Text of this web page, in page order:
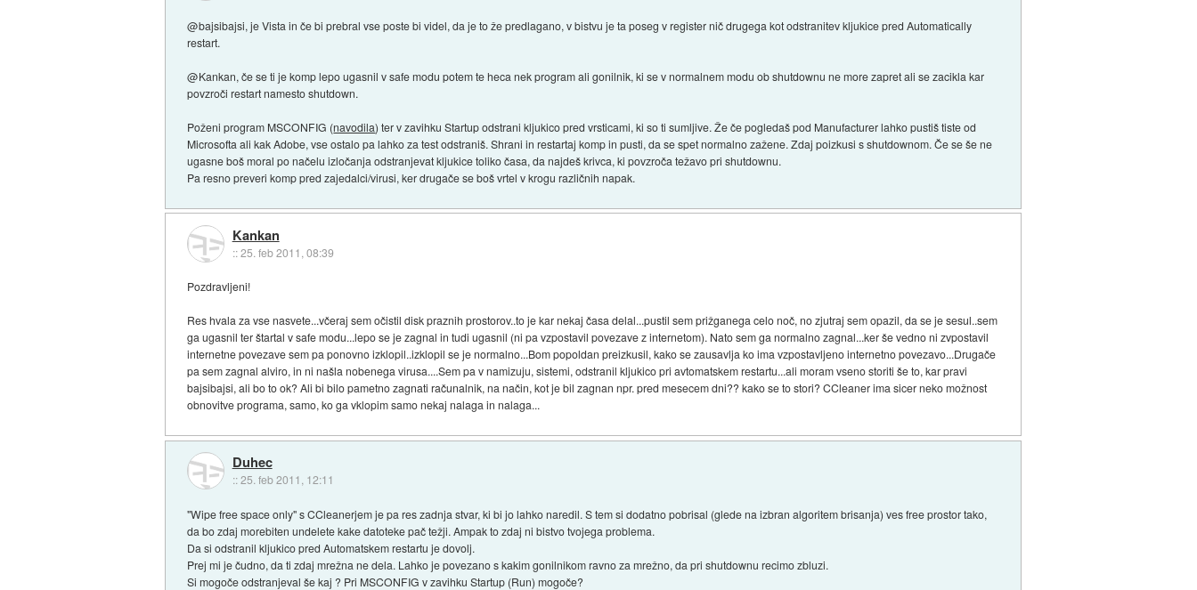
@bajsibajsi, je Vista in če bi prebral vse poste bi videl, da je to že predlagano, v bistvu je ta poseg v register nič drugega kot odstranitev kljukice pred Automatically
restart.
@Kankan, če se ti je komp lepo ugasnil v safe modu potem te heca nek program ali gonilnik, ki se v normalnem modu ob shutdownu ne more zapret ali se zacikla kar
povzroči restart namesto shutdown.
Poženi program MSCONFIG (navodila) ter v zavihku Startup odstrani kljukico pred vrsticami, ki so ti sumljive. Že če pogledaš pod Manufacturer lahko pustiš tiste od
Microsofta ali kak Adobe, vse ostalo pa lahko za test odstraniš. Shrani in restartaj komp in pusti, da se spet normalno zažene. Zdaj poizkusi s shutdownom. Če se še ne
ugasne boš moral po načelu izločanja odstranjevat kljukice toliko časa, da najdeš krivca, ki povzroča težavo pri shutdownu.
Pa resno preveri komp pred zajedalci/virusi, ker drugače se boš vrtel v krogu različnih napak.
Kankan
::25. feb 2011, 08:39
Pozdravljeni!
Res hvala za vse nasvete...včeraj sem očistil disk praznih prostorov..to je kar nekaj časa delal...pustil sem prižganega celo noč, no zjutraj sem opazil, da se je sesul..sem
ga ugasnil ter štartal v safe modu...lepo se je zagnal in tudi ugasnil (ni pa vzpostavil povezave z internetom). Nato sem ga normalno zagnal...ker še vedno ni zvpostavil
internetne povezave sem pa ponovno izklopil..izklopil se je normalno...Bom popoldan preizkusil, kako se zausavlja ko ima vzpostavljeno internetno povezavo...Drugače
pa sem zagnal alviro, in ni našla nobenega virusa....Sem pa v namizuju, sistemi, odstranil kljukico pri avtomatskem restartu...ali moram vseno storiti še to, kar pravi
bajsibajsi, ali bo to ok? Ali bi bilo pametno zagnati računalnik, na način, kot je bil zagnan npr. pred mesecem dni?? kako se to stori? CCleaner ima sicer neko možnost
obnovitve programa, samo, ko ga vklopim samo nekaj nalaga in nalaga...
Duhec
::25. feb 2011, 12:11
"Wipe free space only" s CCleanerjem je pa res zadnja stvar, ki bi jo lahko naredil. S tem si dodatno pobrisal (glede na izbran algoritem brisanja) ves free prostor tako,
da bo zdaj morebiten undelete kake datoteke pač težji. Ampak to zdaj ni bistvo tvojega problema.
Da si odstranil kljukico pred Automatskem restartu je dovolj.
Prej mi je čudno, da ti zdaj mrežna ne dela. Lahko je povezano s kakim gonilnikom ravno za mrežno, da pri shutdownu recimo zbluzi.
Si mogoče odstranjeval še kaj ? Pri MSCONFIG v zavihku Startup (Run) mogoče?